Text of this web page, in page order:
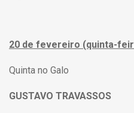
20 de fevereiro (quinta-
Quinta no Galo
GUSTAVO TRAVASSOS